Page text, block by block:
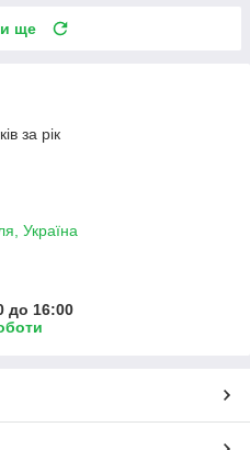
ще
за рік
Україна
до 16:00